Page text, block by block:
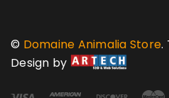
© Domaine Animalia Store.
Design by